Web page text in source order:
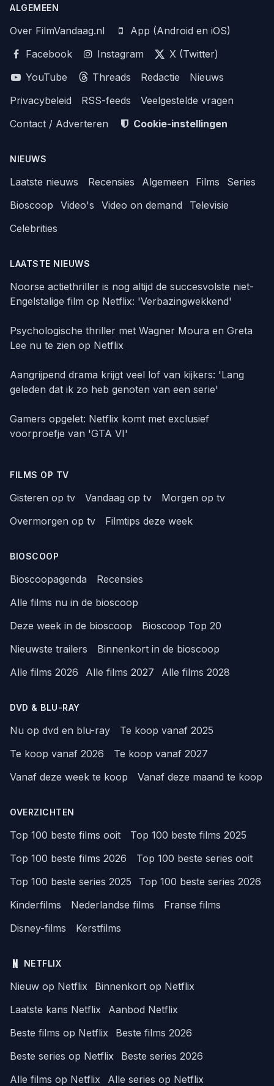
ALGEMEEN
Over FilmVandaag.nl
App (Android en iOS)
Facebook
Instagram
X (Twitter)
YouTube
Threads Redactie
Nieuws
Privacybeleid
RSS-feeds
Veelgestelde vragen
Contact / Adverteren
Cookie-instellingen
NIEUWS
Laatste nieuws Recensies Algemeen Films
Series
Bioscoop
Video's Video on demand
Televisie
Celebrities
LAATSTE NIEUWS
Noorse actiethriller is nog altijd de succesvolste niet-
Engelstalige film op Netflix: 'Verbazingwekkend'
Psychologische thriller met Wagner Moura en Greta
Lee nu te zien op Netflix
Aangrijpend drama krijgt veel lof van kijkers: 'Lang
geleden dat ik zo heb genoten van een serie'
Gamers opgelet: Netflix komt met exclusief
voorproefje van 'GTA VI'
FILMS OP TV
Gisteren op tv Vandaag op tv
Morgen op tv
Overmorgen op tv
Filmtips deze week
BIOSCOOP
Bioscoopagenda
Recensies
Alle films nu in de bioscoop
Deze week in de bioscoop
Bioscoop Top 20
Nieuwste trailers
Binnenkort in de bioscoop
Alle films 2026
Alle films 2027 Alle films 2028
DVD & BLU-RAY
Nu op dvd en blu-ray
Te koop vanaf 2025
Te koop vanaf 2026
Te koop vanaf 2027
Vanaf deze week te koop
Vanaf deze maand te koop
OVERZICHTEN
Top 100 beste films ooit
Top 100 beste films 2025
Top 100 beste films 2026
Top 100 beste series ooit
Top 100 beste series 2025
Top 100 beste series 2026
Kinderfilms
Nederlandse films
Franse films
Disney-films
Kerstfilms
NETFLIX
Nieuw op Netflix
Binnenkort op Netflix
Laatste kans Netflix
Aanbod Netflix
Beste films op Netflix
Beste films 2026
Beste series op Netflix
Beste series 2026
Alle films op Netflix
Alle series op Netflix